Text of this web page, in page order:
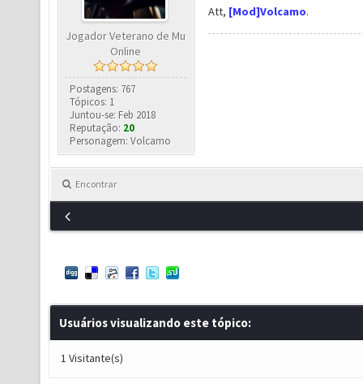
Jogador Veterano de Mu
Online
Postagens: 767
Tópicos: 1
Juntou-se: Feb 2018
Reputação: 20
Personagem: Volcamo
Att, [Mod]Volcamo.
Encontrar
Usuários visualizando este tópico:
1 Visitante(s)